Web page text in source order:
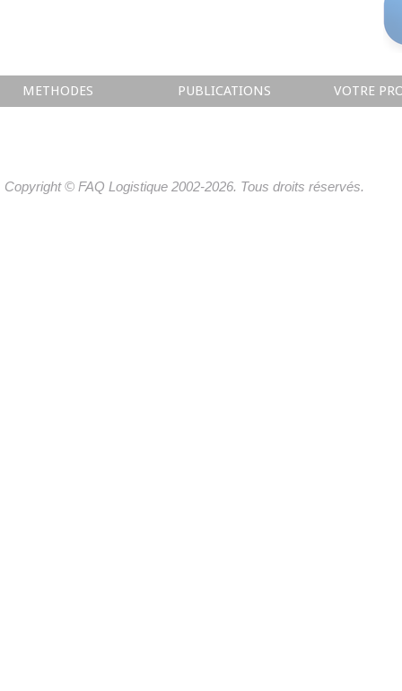
METHODES PUBLICATIONS VOTRE
Copyright © FAQ Logistique 2002-2026. Tous droits réservés.